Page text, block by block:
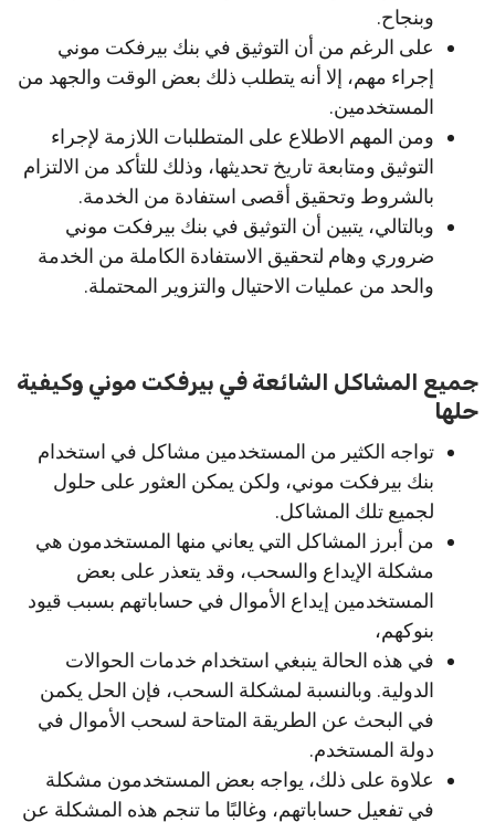
وبنجاح.
على الرغم من أن التوثيق في بنك بيرفكت موني
إجراء مهم، إلا أنه يتطلب ذلك بعض الوقت والجهد من
المستخدمين.
ومن المهم الاطلاع على المتطلبات اللازمة لإجراء
التوثيق ومتابعة تاريخ تحديثها، وذلك للتأكد من الالتزام
بالشروط وتحقيق أقصى استفادة من الخدمة.
وبالتالي، يتبين أن التوثيق في بنك بيرفكت موني
ضروري وهام لتحقيق الاستفادة الكاملة من الخدمة
والحد من عمليات الاحتيال والتزوير المحتملة.
جميع المشاكل الشائعة في بيرفكت موني وكيفية
حلها
تواجه الكثير من المستخدمين مشاكل في استخدام
بنك بيرفكت موني، ولكن يمكن العثور على حلول
لجميع تلك المشاكل.
من أبرز المشاكل التي يعاني منها المستخدمون هي
مشكلة الإيداع والسحب، وقد يتعذر على بعض
المستخدمين إيداع الأموال في حساباتهم بسبب قيود
بنوكهم،
في هذه الحالة ينبغي استخدام خدمات الحوالات
الدولية. وبالنسبة لمشكلة السحب، فإن الحل يكمن
في البحث عن الطريقة المتاحة لسحب الأموال في
دولة المستخدم.
علاوة على ذلك، يواجه بعض المستخدمون مشكلة
في تفعيل حساباتهم، وغالبًا ما تنجم هذه المشكلة عن